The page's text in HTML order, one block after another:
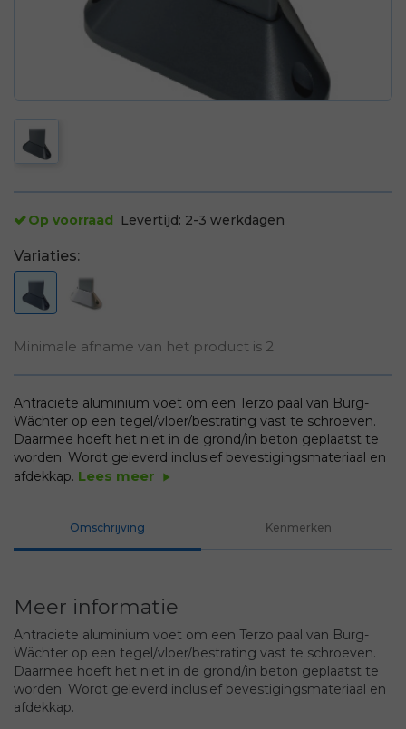
Op voorraad Levertijd: 2-3 werkdagen
Variaties:
Minimale afname van het product is 2.
Antraciete aluminium voet om een Terzo paal van Burg-
Wächter op een tegel/vloer/bestrating vast te schroeven.
Daarmee hoeft het niet in de grond/in beton geplaatst te
worden. Wordt geleverd inclusief bevestigingsmateriaal en
afdekkap. Lees meer play_arrow
Omschrijving Kenmerken
Meer informatie
Antraciete aluminium voet om een Terzo paal van Burg-
Wächter op een tegel/vloer/bestrating vast te schroeven.
Daarmee hoeft het niet in de grond/in beton geplaatst te
worden. Wordt geleverd inclusief bevestigingsmateriaal en
afdekkap.